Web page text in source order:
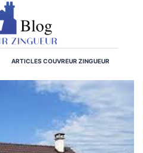
ARTICLES COUVREUR ZINGUEUR